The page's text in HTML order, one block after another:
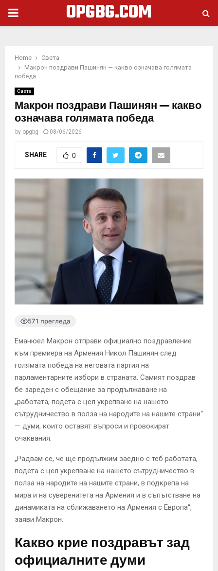
PRIMARY
OPGBG.COM
Home
Света
Макрон поздрави Пашинян — какво означава голямата
победа
Света
Макрон поздрави Пашинян — какво
означава голямата победа
by opgbg 08/06/2026
SHARE 0
571 прегледа
Еманюел Макрон отправи официално поздравление
към премиера на Армения Никол Пашинян след
голямата победа на неговата партия на
парламентарните избори в страната. Самият поздрав
бе зареден с обещание за продължаване на
„работата, подета с цел укрепване на нашето
сътрудничество в полза на народите на нашите страни“
— думи, които оставят въпроси и провокират
очаквания.
„Радвам се, че ще продължим заедно с теб работата,
подета с цел укрепване на нашето сътрудничество в
полза на народите на нашите страни, в подкрепа на
мира и на суверенитета на Армения и в съпътстване на
динамиката на сближаването на Армения с Европа“,
заяви Макрон.
Какво крие поздравът зад
официалните думи